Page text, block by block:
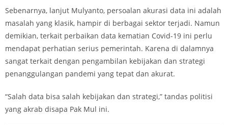
Sebenarnya, lanjut Mulyanto, persoalan akurasi data ini adalah
masalah yang klasik, hampir di berbagai sektor terjadi. Namun
demikian, terkait perbaikan data kematian Covid-19 ini perlu
mendapat perhatian serius pemerintah. Karena di dalamnya
sangat terkait dengan pengambilan kebijakan dan strategi
penanggulangan pandemi yang tepat dan akurat.
“Salah data bisa salah kebijakan dan strategi,” tandas politisi
yang akrab disapa Pak Mul ini.